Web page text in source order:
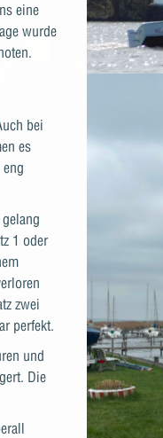
eine
wurde
bei
es
1 oder
zwei
perfekt.
und
Die